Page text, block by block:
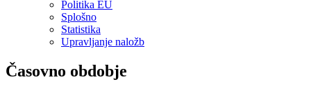
Politika EU
Splošno
Statistika
Upravljanje naložb
Časovno obdobje